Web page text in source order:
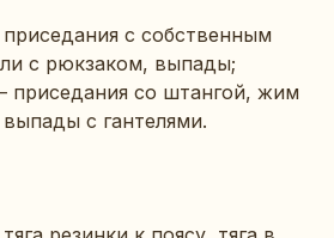
с собственным
с рюкзаком, выпады;
приседания со штангой, жим
с гантелями.